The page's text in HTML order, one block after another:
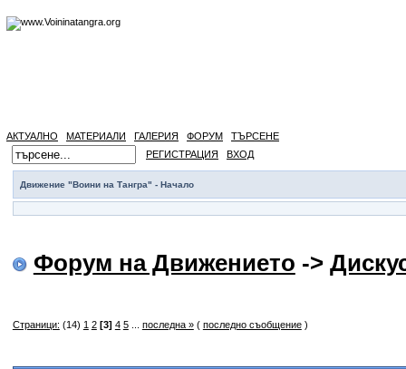
АКТУАЛНО МАТЕРИАЛИ ГАЛЕРИЯ ФОРУМ
ТЪРСЕНЕ
РЕГИСТРАЦИЯ
ВХОД
Движение "Воини на Тангра" - Начало
Форум на Движението ->
Страници: (14) 1 2 [3] 4 5... последна »( последно съобщение)